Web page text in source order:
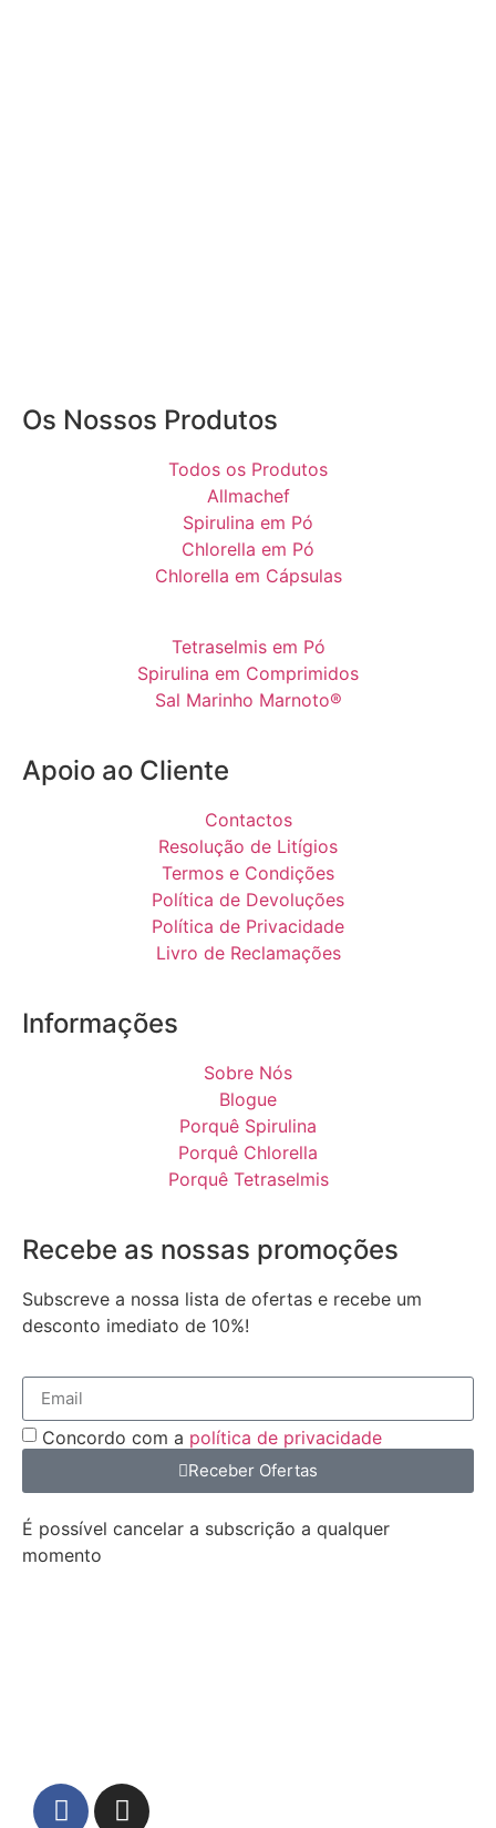
Os Nossos Produtos
Todos os Produtos
Allmachef
Spirulina em Pó
Chlorella em Pó
Chlorella em Cápsulas
Tetraselmis em Pó
Spirulina em Comprimidos
Sal Marinho Marnoto®
Apoio ao Cliente
Contactos
Resolução de Litígios
Termos e Condições
Política de Devoluções
Política de Privacidade
Livro de Reclamações
Informações
Sobre Nós
Blogue
Porquê Spirulina
Porquê Chlorella
Porquê Tetraselmis
Recebe as nossas promoções
Subscreve a nossa lista de ofertas e recebe um
desconto imediato de 10%!
Concordo com a política de privacidade
Receber Ofertas
É possível cancelar a subscrição a qualquer
momento